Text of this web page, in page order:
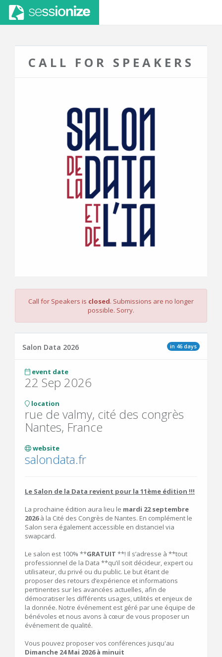
CALL FOR SPEAKERS
Call for Speakers is closed. Submissions are no longer
possible. Sorry.
in 46 days
Salon Data 2026
event date
22 Sep 2026
location
rue de valmy, cité des congrès
Nantes, France
website
salondata.fr
Le Salon de la Data revient pour la 11ème édition !!!
La prochaine édition aura lieu le mardi 22 septembre
2026à la Cité des Congrès de Nantes. En complément le
Salon sera également accessible en distanciel via
swapcard.
Le salon est 100% **GRATUIT **! Il s’adresse à **tout
professionnel de la Data **qu’il soit décideur, expert ou
utilisateur, du privé ou du public. Le but étant de
proposer des retours d’expérience et informations
pertinentes sur les avancées actuelles, afin de
démocratiser les différents usages, utilités et enjeux de
la donnée. Notre événement est géré par une équipe de
bénévoles et nous avons à cœur de vous proposer un
événement de qualité.
Vous pouvez proposer vos conférences jusqu'au
Dimanche 24 Mai 2026 à minuit